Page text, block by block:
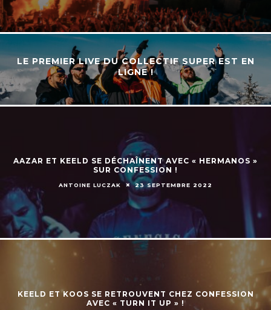
LE PREMIER LIVE DU COLLECTIF SUPER EST EN
LIGNE !
AAZAR ET KEELD SE DÉCHAÎNENT AVEC « HERMANOS »
SUR CONFESSION !
ANTOINE LUCZAK 23 SEPTEMBRE 2022
KEELD ET KOOS SE RETROUVENT CHEZ CONFESSION
AVEC « TURN IT UP » !